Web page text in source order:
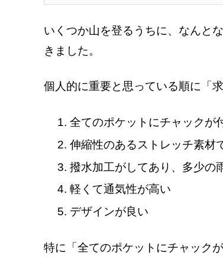
いくつか山を登るうちに、なんと
きました。
個人的に重要と思っている順に「
全てのポケットにチャックが
伸縮性のあるストレッチ素材
撥水加工がしてあり、多少の
軽くて通気性が高い
デザインが良い
特に「全てのポケットにチャック